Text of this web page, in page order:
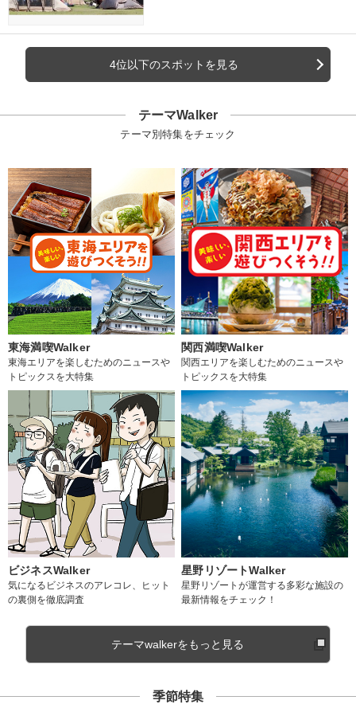
4位以下のスポットを見る
テーマWalker
テーマ別特集をチェック
東海満喫Walker
東海エリアを楽しむためのニュースや
トピックスを大特集
関西満喫Walker
関西エリアを楽しむためのニュースや
トピックスを大特集
ビジネスWalker
気になるビジネスのアレコレ、ヒット
の裏側を徹底調査
星野リゾートWalker
星野リゾートが運営する多彩な施設の
最新情報をチェック！
テーマwalkerをもっと見る
季節特集